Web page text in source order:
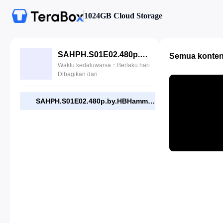
1024GB Cloud Storage
SAHPH.S01E02.480p.by.HBHammadDyar.com.mp4
Waktu kedaluwarsa：Berlaku hari
Dibagikan dari
SAHPH.S01E02.480p.by.HBHammadDyar.com.mp4
Semua